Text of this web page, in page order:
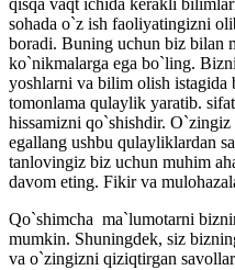
qisqa vaqt ichida kerakli
sohada o`z ish faoliyatingizni
boradi. Buning uchun biz bilan
ko`nikmalarga ega bo`ling.
yoshlarni va bilim olish istagida
tomonlama qulaylik yaratib.
hissamizni qo`shishdir.
egallang ushbu qulayliklardan
tanlovingiz biz uchun muhim
davom eting. Fikir va
Qo`shimcha ma`lumotarni
mumkin. Shuningdek, siz
va o`zingizni qiziqtirgan